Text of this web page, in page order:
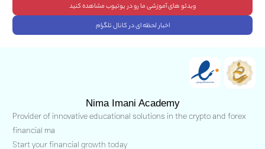
ویدئو های آموزشی ما رو در یوتیوب مشاهده کنید
اخبار لحظه ای در کانال تلگرام
Nima Imani Academy
Provider of innovative educational solutions in the crypto and forex
financial ma
Start your financial growth today